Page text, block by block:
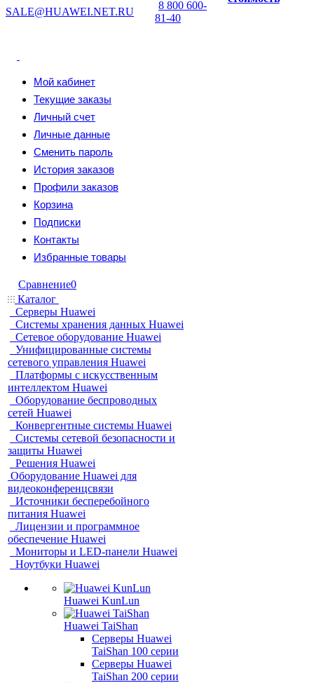
SALE@HUAWEI.NET.RU
8 800 600-
81-40
Мой кабинет
Текущие заказы
Личный счет
Личные данные
Сменить пароль
История заказов
Профили заказов
Корзина
Подписки
Контакты
Избранные товары
Сравнение0
Каталог
Серверы Huawei
Системы хранения данных Huawei
Сетевое оборудование Huawei
Унифицированные системы
сетевого управления Huawei
Платформы с искусственным
интеллектом Huawei
Оборудование беспроводных
сетей Huawei
Конвергентные системы Huawei
Системы сетевой безопасности и
защиты Huawei
Решения Huawei
Оборудование Huawei для
видеоконференцсвязи
Источники бесперебойного
питания Huawei
Лицензии и программное
обеспечение Huawei
Мониторы и LED-панели Huawei
Ноутбуки Huawei
Huawei KunLun
Huawei TaiShan
Серверы Huawei
TaiShan 100 серии
Серверы Huawei
TaiShan 200 серии